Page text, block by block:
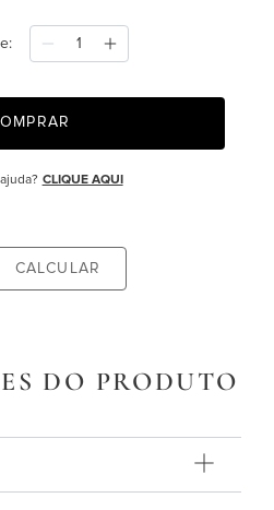
CLIQUE AQUI
CALCULAR
DO PRODUTO
º
edredon
10º majorelle